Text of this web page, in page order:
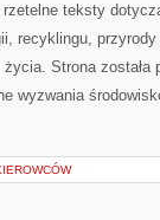
rzetelne teksty
recyklingu,
Strona została
wyzwania